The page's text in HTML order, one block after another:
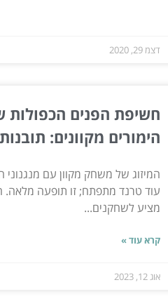
דצמ 29, 2020
חשיפת הפנים הכפולות
הימורים מקוונים:
המיזוג של משחק מקוון עם מנגנוני
עוד טרנד מתפתח; זו תופעה מלאה.
מציע לשחקנים...
קרא עוד »
אוג 12, 2023